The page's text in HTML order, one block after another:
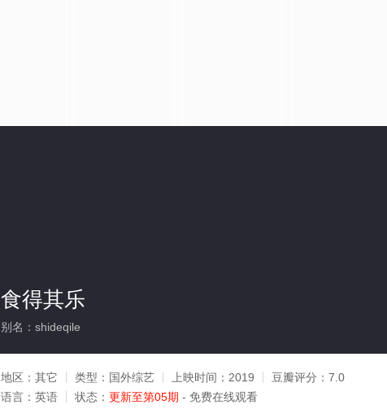
食得其乐
别名：shideqile
地区： 其它 类型： 国外综艺 上映时间： 2019 豆瓣评分： 7.0
语言： 英语 状态： 更新至第05期 - 免费在线观看